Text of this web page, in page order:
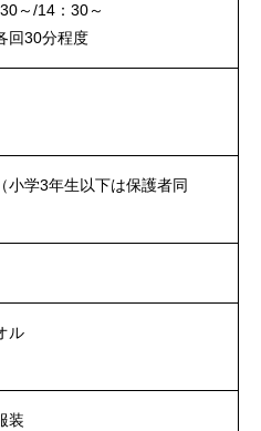
～/14：30～
回30分程度
小学3年生以下は保護者同
ル
装